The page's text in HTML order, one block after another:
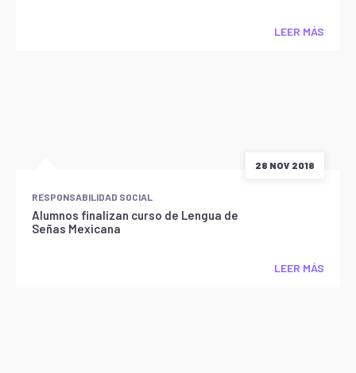
LEER MÁS
28 NOV 2018
RESPONSABILIDAD SOCIAL
Alumnos finalizan curso de Lengua de
Señas Mexicana
LEER MÁS